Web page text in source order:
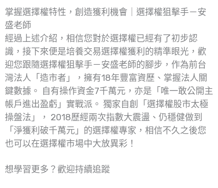
掌握選擇權特性，創造獲利機會｜選擇權狙擊手－安
盛老師
經過上述介紹，相信您對於選擇權已經有了初步認
識，接下來便是培養交易選擇權獲利的精準眼光，歡
迎您跟隨選擇權狙擊手－安盛老師的腳步，作為前台
灣法人「造市者」，擁有18年豐富資歷、掌握法人關
鍵數據。 自有操作資金7千萬元，亦是「唯一敢公開主
帳戶進出盈虧」實戰派。 獨家自創「選擇權股市太極
操盤法」， 2018歷經兩次指數大震盪、仍穩健做到
「淨獲利破千萬元」的選擇權專家，相信不久之後您
也可以在選擇權市場中大放異彩！
想學習更多？歡迎持續追蹤